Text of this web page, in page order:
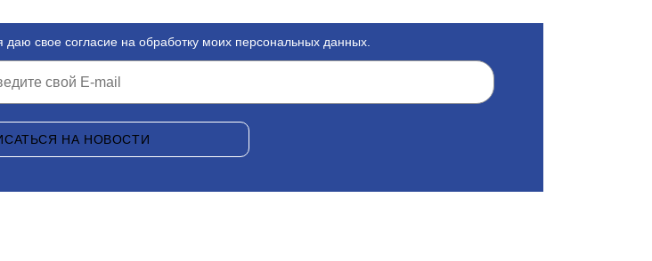
свое согласие на обработку моих персональных данных.
НА НОВОСТИ